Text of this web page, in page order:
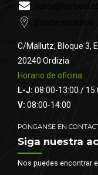
Donde estamos
C/Mallutz, Bloque 3,
20240 Ordizia
Horario de oficina:
L-J: 08:00-13:00 /
V: 08:00-14:00
PONGANSE EN
Siga nuestra
Nos puedes encontrar